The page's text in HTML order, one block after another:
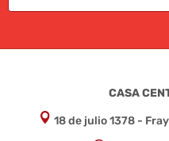
CASA
18 de julio 1378 -